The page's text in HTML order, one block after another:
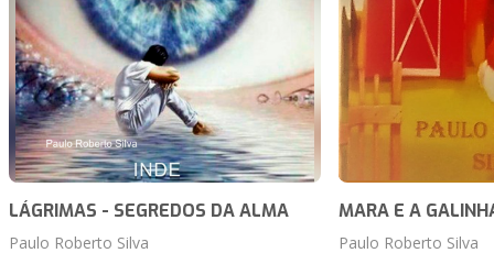
LÁGRIMAS - SEGREDOS DA ALMA
Paulo Roberto Silva
MARA E A
Paulo Roberto Silva